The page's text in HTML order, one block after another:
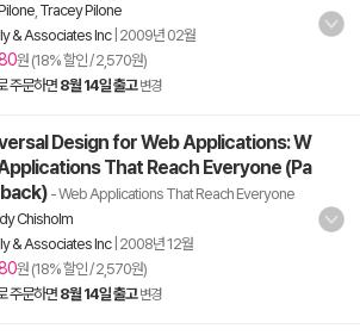
Tracey Pilone
& Associates Inc| 2009년 02월
원 (18% 할인 / 2,570원)
주문하면8월 14일 출고 변경
Design for Web Applications: W
That Reach Everyone (Pa
- Web Applications That Reach Everyone
Chisholm
& Associates Inc| 2008년 12월
원 (18% 할인 / 2,570원)
주문하면8월 14일 출고 변경